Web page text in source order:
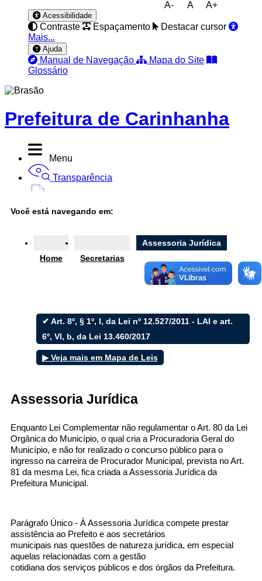
A- A A+
Acessibilidade
Contraste Espaçamento
Destacar cursor
Mais...
Ajuda
Manual de Navegação
Mapa do Site
Glossário
Prefeitura de Carinhanha
Menu
Transparência
Ouvidoria
e-SIC
Filtrar por todos
Acesso à Informação
Fotos
Notícias
Servidor
Transparência
Turistas
Videos
Áudios
Fale conosco
Nome*
Você está navegando em:
Home Secretarias
Assessoria Jurídica
✔ Art. 8º, § 1º, I, da Lei nº 12.527/2011 - LAI e art.
6º, VI, b, da Lei 13.460/2017
▶ Veja mais em Mapa de Leis
Assessoria Jurídica
Enquanto Lei Complementar não regulamentar o Art. 80 da Lei
Orgânica do Município, o qual cria a Procuradoria Geral do
Município, e não for realizado o concurso público para o
ingresso na carreira de Procurador Municipal, prevista no Art.
81 da mesma Lei, fica criada a Assessoria Jurídica da
Prefeitura Municipal.
Parágrafo Único - À Assessoria Jurídica compete prestar
assistência ao Prefeito e aos secretários
municipais nas questões de natureza jurídica, em especial
aquelas relacionadas com a gestão
cotidiana dos serviços públicos e dos órgãos da Prefeitura.